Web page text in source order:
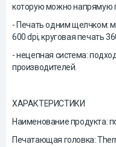
которую можно напрямую
- Печать одним щелчком:
600 dpi, круговая печать
- нецепная система:
производителей.
ХАРАКТЕРИСТИКИ
Наименование продукта:
Печатающая головка: